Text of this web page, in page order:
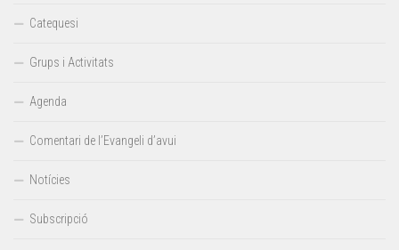
Catequesi
Grups i Activitats
Agenda
Comentari de l’Evangeli d’avui
Notícies
Subscripció